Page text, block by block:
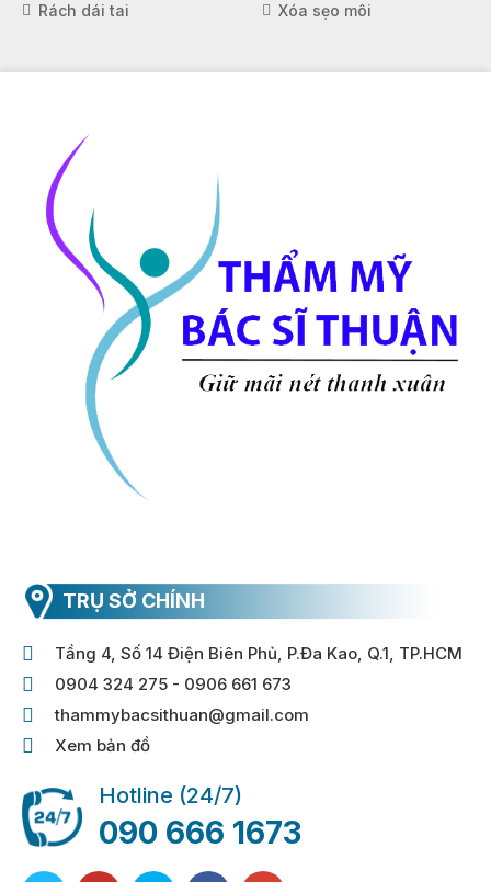
Rách dái tai Xóa sẹo môi
TRỤ SỞ CHÍNH
Tầng 4, Số 14 Điện Biên Phủ, P.Đa Kao, Q.1, TP.HCM
0904 324 275 - 0906 661 673
thammybacsithuan@gmail.com
Xem bản đồ
Hotline (24/7)
090 666 1673